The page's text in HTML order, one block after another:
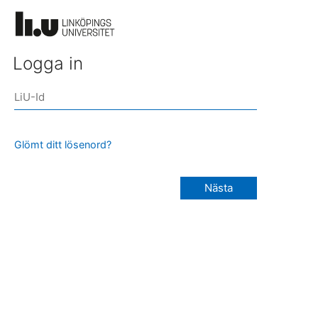
Logga in
Glömt ditt lösenord?
Nästa